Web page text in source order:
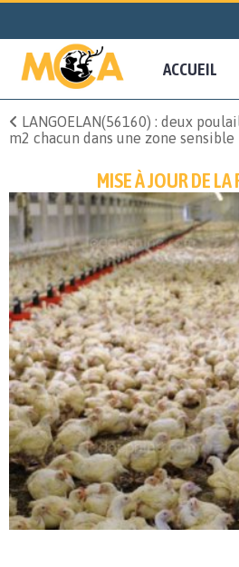
ACCUEIL
LANGOELAN(56160) : deux
m2 chacun dans une zone sensible
MISE À JOUR DE